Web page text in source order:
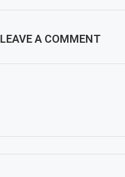
LEAVE A COMMENT